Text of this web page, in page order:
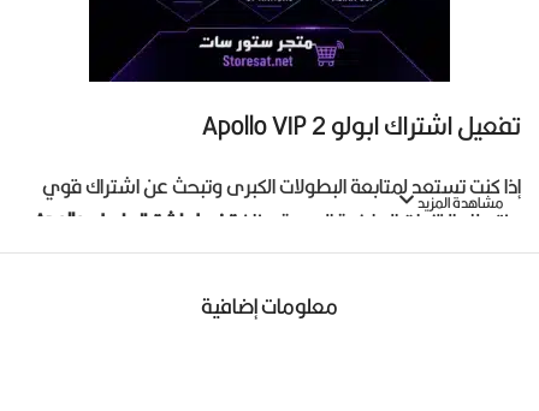
تفعيل اشتراك ابولو Apollo VIP 2
إذا كنت تستعد لمتابعة البطولات الكبرى وتبحث عن اشتراك قوي
يفتح لك القنوات الرياضية المهمة، فإن
تفعيل اشتراك ابولو Apollo
VIP 2هو الخيار الذي يجب أن تضعه في مقدمة اختياراتك.
أصبحت من أهم فئات اشتراكات أبولو، لأنها
مشاهدة المزيد
معلومات إضافية